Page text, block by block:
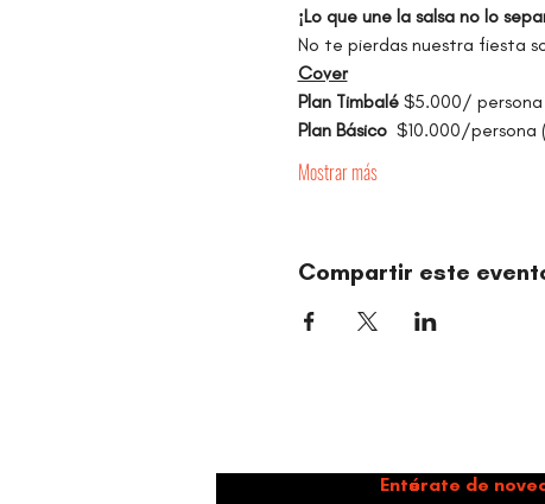
¡Lo que une la salsa no lo
No te pierdas nuestra fiesta
Cover
Plan Timbalé $5.000/ persona
Plan Básico $10.000/persona
Mostrar más
Compartir este
Entérate de